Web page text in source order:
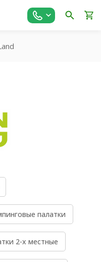
палатки
2-х местные